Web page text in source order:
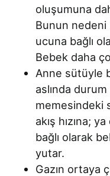
oluşumuna
Bunun
ucuna bağlı
Bebek daha
Anne sütüyle
aslında
memesindeki
akış hızına;
bağlı olarak
yutar.
Gazın ortaya